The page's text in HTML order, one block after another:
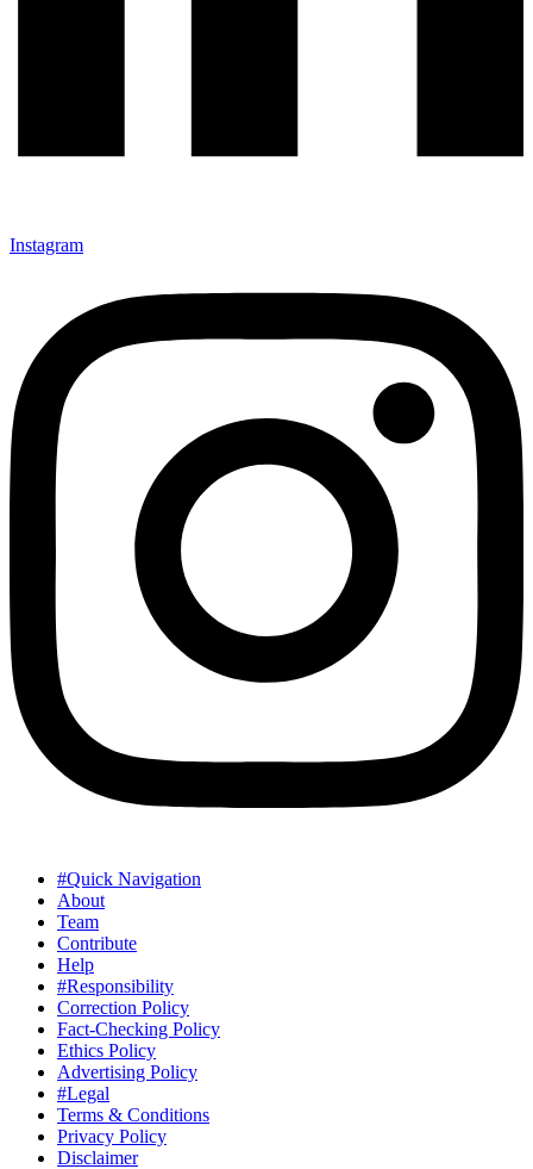
Instagram
#Quick Navigation
About
Team
Contribute
Help
#Responsibility
Correction Policy
Fact-Checking Policy
Ethics Policy
Advertising Policy
#Legal
Terms & Conditions
Privacy Policy
Disclaimer